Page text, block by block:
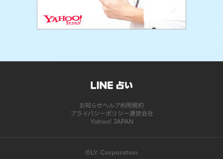
お知らせヘルプ利用規約
プライバシーポリシー運営会社
Yahoo! JAPAN
©LY Corporation